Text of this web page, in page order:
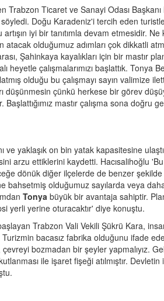
Trabzon Ticaret ve Sanayi Odası
Doğu Karadeniz'i tercih eden
iyi bir tanıtımla devam etmesidir. Ne
olduğumuz adımları çok dikkatli
Şahinkaya kayalıkları için bir mastır
çalışmalarımızı başlattık. Tonya
olduğu bu çalışmayı sayın valimize
düşünmesin çünkü herkese bir görev
mastır çalışma sona doğru
ve yaklaşık on bin yatak kapasitesine
arzu ettiklerini kaydetti. Hacısalihoğlu
dönük diğer ilçelerde de benzer şekilde
bahsetmiş olduğumuz sayılarda veya
Tonya büyük bir avantaja sahiptir.
yerli yerine oturacaktır' diye konuştu.
Trabzon Vali Vekili Şükrü Kara,
bacasız fabrika olduğunu ifade
bozmadan bir şeyler yapmalıyız.
ile işaret fişeği atılmıştır. Devletin